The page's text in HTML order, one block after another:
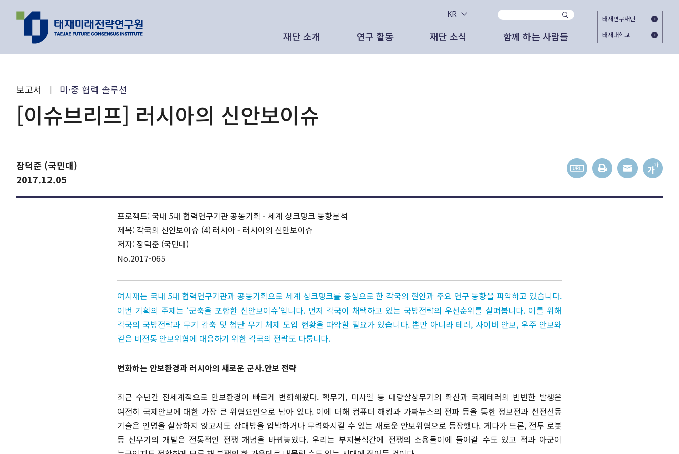
KR
재단 소개 연구 활동 재단 소식 함께 하는 사람들
태재연구재단
태재대학교
연구 주제와 과제
원리를 찾을 수 있을 것인가 - CES 2026, 피지컬
AI가 바꿔가는 노동과 삶
2026.01.26 유호현 수석연구원 (태재미래전략연구원)
태재미래전략연구원은
연혁
이미 가입하셨다면 로그인 해주세요
보고서 | 미·중 협력 솔루션
[이슈브리프] 러시아의 신안보이슈
장덕준 (국민대)
2017.12.05
프로젝트: 국내 5대 협력연구기관 공동기획 - 세계 싱크탱크 동향분석
제목: 각국의 신안보이슈 (4) 러시아 - 러시아의 신안보이슈
저자: 장덕준 (국민대)
No.2017-065
여시재는 국내 5대 협력연구기관과 공동기획으로 세계 싱크탱크를 중심으로 한 각국의 현안과 주요 연구 동향을 파악하고 있습니다.
이번 기획의 주제는 ‘군축을 포함한 신안보이슈’입니다. 먼저 각국이 채택하고 있는 국방전략의 우선순위를 살펴봅니다. 이를 위해
각국의 국방전략과 무기 감축 및 첨단 무기 체제 도입 현황을 파악할 필요가 있습니다. 뿐만 아니라 테러, 사이버 안보, 우주 안보와
같은 비전통 안보위협에 대응하기 위한 각국의 전략도 다룹니다.
변화하는 안보환경과 러시아의 새로운 군사.안보 전략
최근 수년간 전세계적으로 안보환경이 빠르게 변화해왔다. 핵무기, 미사일 등 대량살상무기의 확산과 국제테러의 빈번한 발생은
여전히 국제안보에 대한 가장 큰 위협요인으로 남아 있다. 이에 더해 컴퓨터 해킹과 가짜뉴스의 전파 등을 통한 정보전과 선전선동
기술은 인명을 살상하지 않고서도 상대방을 압박하거나 무력화시킬 수 있는 새로운 안보위협으로 등장했다. 게다가 드론, 전투 로봇
등 신무기의 개발은 전통적인 전쟁 개념을 바꿔놓았다. 우리는 부지불식간에 전쟁의 소용돌이에 들어갈 수도 있고 적과 아군이